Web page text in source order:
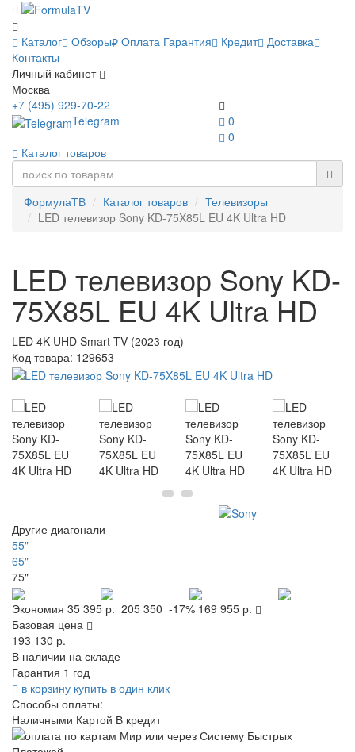
Каталог Обзоры Оплата Гарантия Кредит Доставка
Контакты
Личный кабинет
Москва
0
0
+7 (495) 929-70-22
Telegram
Каталог товаров
ФормулаТВ Каталог товаров
Телевизоры
LED телевизор Sony KD-75X85L EU 4K Ultra HD
LED телевизор Sony KD-
75X85L EU 4K Ultra HD
LED 4K UHD Smart TV (2023 год)
Код товара: 129653
Другие диагонали
55"
65"
75"
Экономия 35 395 р. 205 350 -17% 169 955 р.
Базовая цена
193 130 р.
В наличии на складе
Гарантия 1 год
в корзину купить в один клик
Способы оплаты:
Наличными Картой В кредит